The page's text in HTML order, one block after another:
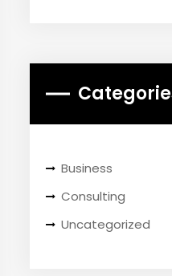
Business
Consulting
Uncategorized